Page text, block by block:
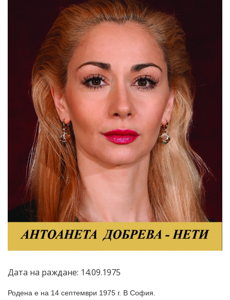
Дата на раждане: 14.09.1975
Родена е на 14 септември 1975 г. В София